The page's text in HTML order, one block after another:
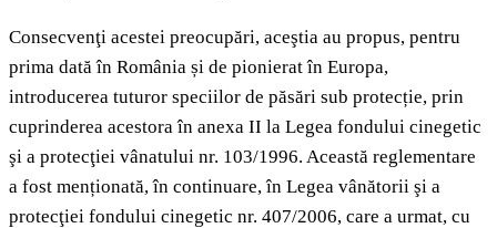
Consecvenţi acestei preocupări, aceştia au propus, pentru
prima dată în România și de pionierat în Europa,
introducerea tuturor speciilor de păsări sub protecție, prin
cuprinderea acestora în anexa II la Legea fondului cinegetic
şi a protecţiei vânatului nr. 103/1996. Această reglementare
a fost menționată, în continuare, în Legea vânătorii şi a
protecţiei fondului cinegetic nr. 407/2006, care a urmat, cu